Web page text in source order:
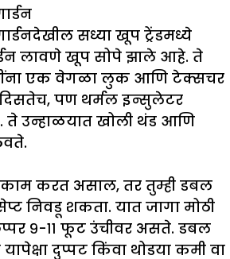
सध्या खूप ट्रेंडमध्ये
लावणे खूप सोपे झाले आहे. ते
एक वेगळा लुक आणि टेक्सचर
पण थर्मल इन्सुलेटर
उन्हाळयात खोली थंड आणि
करत असाल, तर तुम्ही डबल
निवडू शकता. यात जागा मोठी
९-११ फूट उंचीवर असते. डबल
दुप्पट किंवा थोडया कमी वा